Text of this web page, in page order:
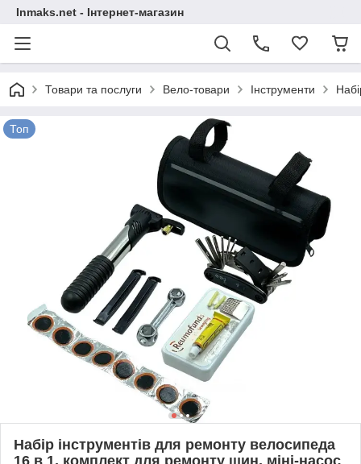
Inmaks.net - Інтернет-магазин
Товари та послуги Вело-товари Інструменти
Топ
Набір інструментів для ремонту велосипеда
16 в 1, комплект для ремонту шин, міні-насос